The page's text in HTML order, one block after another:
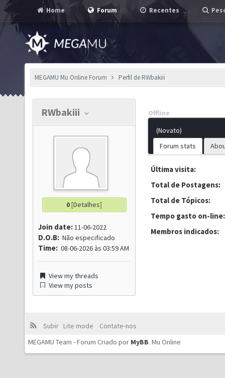
Home Forum Recentes
MEGAMU Mu Online Forum Perfil de RWbakiii
RWbakiii
0[Detalhes]
Join date:11-06-2022
D.O.B: Não especificado
Time: 08-06-2026 às 03:59 AM
View my threads
View my posts
Offline
(Novato)
Forum stats
Última visita:
Total de Postagens:
Total de Tópicos:
Tempo gasto on-line:
Membros indicados:
Subir Lite mode
Contate-nos
MEGAMU Team - Forum Criado por MyBB. Mu Online